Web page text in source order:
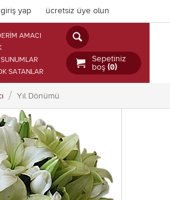
giriş yap ücretsiz üye olun
AMACI
SATANLAR


Sepetiniz
boş (0)
Yıl Dönümü